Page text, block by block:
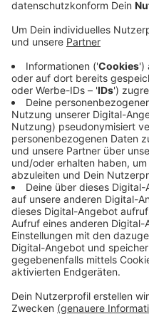
Sattelauflieger
Veröffentlicht:Mittwoch,
Anzeige
Der LKW-Auflieger war
hatte Edelstahlrohre im
geladen. Wie die Polizei
Sattelauflieger
Firmengelände in der
Montagnachmittag
Die Diebe haben dazu
Einfahrtstores
aufgeschoben und den
Anzeige